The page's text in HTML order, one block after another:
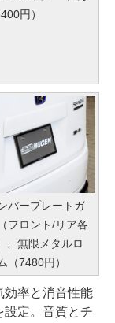
円）
バープレートガ
フロント/リア各
、無限メタルロ
（7480円）
率と消音性能
設定。音質とチ